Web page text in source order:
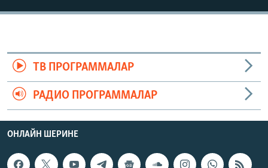
ТВ ПРОГРАММАЛАР
РАДИО ПРОГРАММАЛАР
ОНЛАЙН ШЕРИНЕ